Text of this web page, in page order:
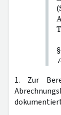
§
1. Zur